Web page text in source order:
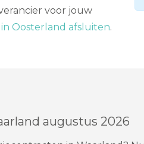
voor jouw
Oosterland afsluiten.
augustus 2026